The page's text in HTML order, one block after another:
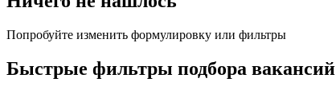
Попробуйте изменить формулировку или фильтры
Быстрые фильтры подбора вакансий